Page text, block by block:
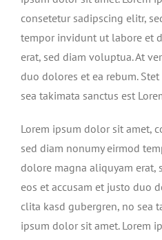
consetetur sadipscing elitr,
tempor invidunt ut labore et
erat, sed diam voluptua. At
duo dolores et ea rebum.
sea takimata sanctus est
Lorem ipsum dolor sit amet,
sed diam nonumy eirmod
dolore magna aliquyam erat,
eos et accusam et justo duo
clita kasd gubergren, no sea
ipsum dolor sit amet. Lorem